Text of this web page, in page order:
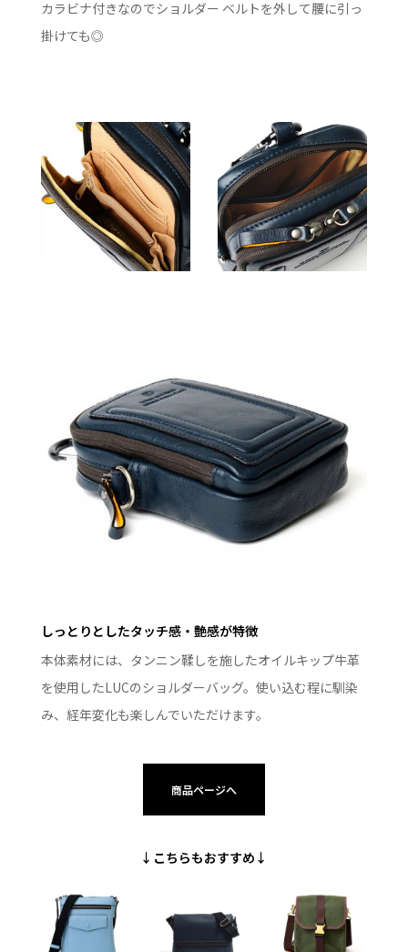
カラビナ付きなのでショルダー ベルトを外して腰に引っ
掛けても◎
しっとりとしたタッチ感・艶感が特徴
本体素材には、タンニン鞣しを施したオイルキップ牛革
を使用したLUCのショルダーバッグ。使い込む程に馴染
み、経年変化も楽しんでいただけます。
商品ページへ
↓こちらもおすすめ↓